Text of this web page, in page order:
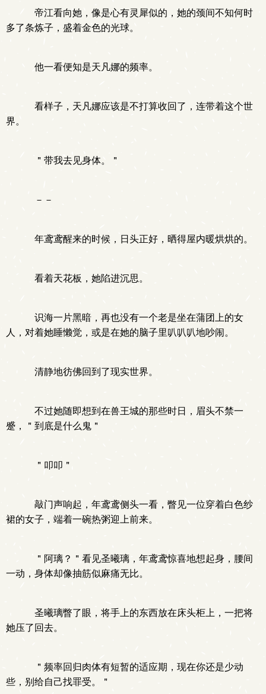
帝江看向她，像是心有灵犀似的，她的颈间不知何时
多了条炼子，盛着金色的光球。
他一看便知是天凡娜的频率。
看样子，天凡娜应该是不打算收回了，连带着这个世
界。
＂带我去见身体。＂
－－
年鸢鸢醒来的时候，日头正好，晒得屋内暖烘烘的。
看着天花板，她陷进沉思。
识海一片黑暗，再也没有一个老是坐在蒲团上的女
人，对着她睡懒觉，或是在她的脑子里叭叭叭地吵闹。
清静地彷佛回到了现实世界。
不过她随即想到在兽王城的那些时日，眉头不禁一
蹙，＂到底是什么鬼＂
＂叩叩＂
敲门声响起，年鸢鸢侧头一看，瞥见一位穿着白色纱
裙的女子，端着一碗热粥迎上前来。
＂阿璃？＂看见圣曦璃，年鸢鸢惊喜地想起身，腰间
一动，身体却像抽筋似麻痛无比。
圣曦璃瞥了眼，将手上的东西放在床头柜上，一把将
她压了回去。
＂频率回归肉体有短暂的适应期，现在你还是少动
些，别给自己找罪受。＂